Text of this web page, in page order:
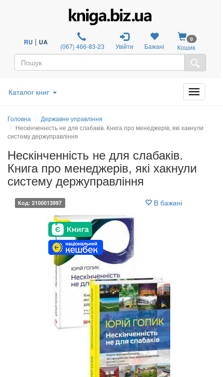
RU | UA (067) 466-83-23 Увійти Бажані
0
Кошик
Каталог книг
Головна
Державне управління
Нескінченність не для слабаків. Книга про менеджерів, які хакнули
систему держуправління
Нескінченність не для слабаків.
Книга про менеджерів, які хакнули
систему держуправління
Код: 2100013997 В бажані